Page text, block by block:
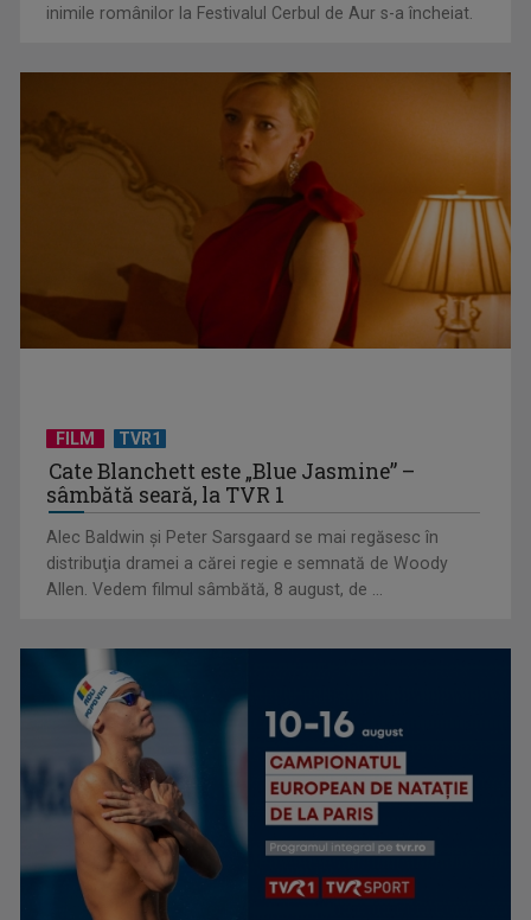
Cupa Mondială de fotbal 2026: 16-imile de finală în perioada
28 iunie – 3 iulie
David Popovici, aur și în finala de 200 de metri liber de la
Trofeul Sette Colli
CM 2026: Etapa a 3-a, în perioada 24-28 iunie
inimile românilor la Festivalul Cerbul de Aur s-a încheiat.
FILM TVR1
Cate Blanchett este „Blue Jasmine” –
sâmbătă seară, la TVR 1
Alec Baldwin şi Peter Sarsgaard se mai regăsesc în
distribuţia dramei a cărei regie e semnată de Woody
Allen. Vedem filmul sâmbătă, 8 august, de ...